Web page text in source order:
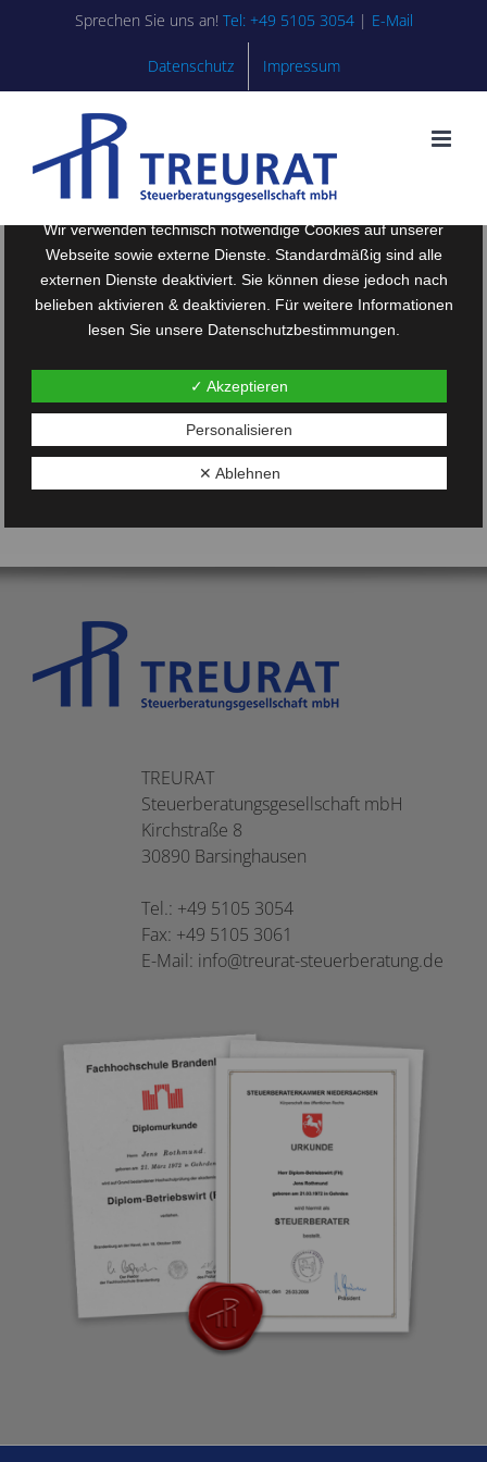
Sprechen Sie uns an! Tel: +49 5105 3054| E-Mail
Datenschutz Impressum
TREURAT
Steuerberatungsgesellschaft mbH
Kirchstraße 8
30890 Barsinghausen
Tel.: +49 5105 3054
Fax: +49 5105 3061
E-Mail: info@treurat-steuerberatung.de
Wir verwenden technisch notwendige Cookies auf unserer
Webseite sowie externe Dienste. Standardmäßig sind alle
externen Dienste deaktiviert. Sie können diese jedoch nach
belieben aktivieren & deaktivieren. Für weitere Informationen
lesen Sie unsere Datenschutzbestimmungen.
✓ Akzeptieren
Personalisieren
✕ Ablehnen